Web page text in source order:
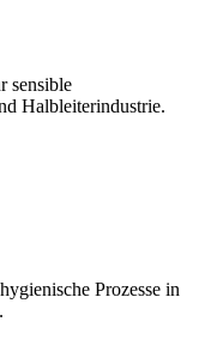
sensible
Halbleiterindustrie.
Prozesse in